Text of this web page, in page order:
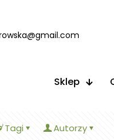
Sklep
Tagi Autorzy